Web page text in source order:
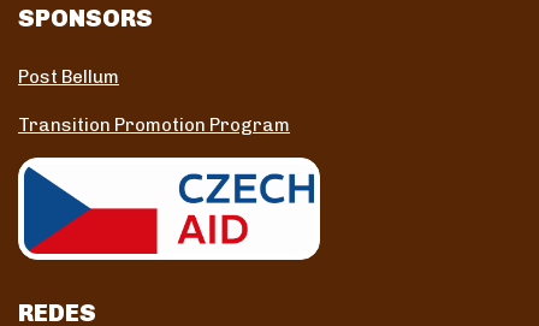
SPONSORS
Post Bellum
Transition Promotion Program
REDES